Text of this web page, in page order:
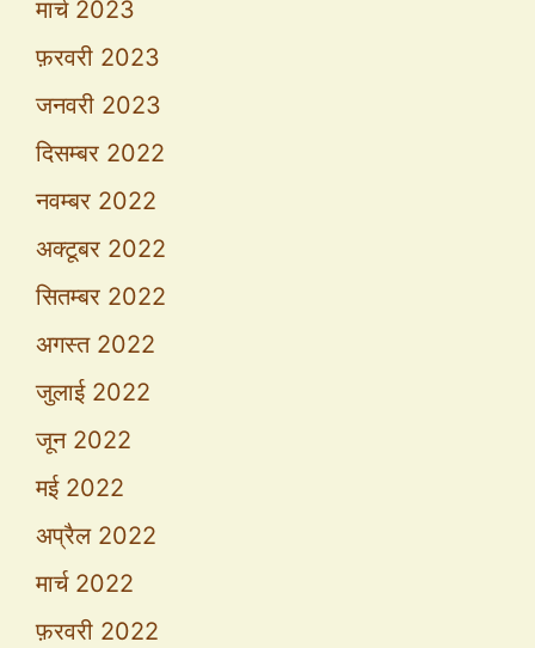
मार्च 2023
फ़रवरी 2023
जनवरी 2023
दिसम्बर 2022
नवम्बर 2022
अक्टूबर 2022
सितम्बर 2022
अगस्त 2022
जुलाई 2022
जून 2022
मई 2022
अप्रैल 2022
मार्च 2022
फ़रवरी 2022